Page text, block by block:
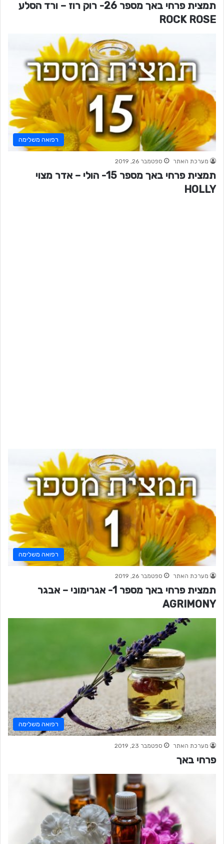
תמצית פרחי באך מספר 26- רוק רוז – ורד הסלע
ROCK ROSE
רפואה משלימה
מערכת האתר ספטמבר 26, 2019
תמצית פרחי באך מספר 15- הולי – אדר מצוי
HOLLY
רפואה משלימה
מערכת האתר ספטמבר 26, 2019
תמצית פרחי באך מספר 1- אגרימוני – אבגר
AGRIMONY
רפואה משלימה
מערכת האתר ספטמבר 23, 2019
פרחי באך